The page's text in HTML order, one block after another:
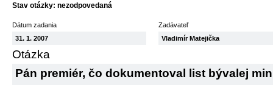
Stav otázky: nezodpovedaná
Dátum zadania
31. 1. 2007
Zadávateľ
Vladimír Matejička
Otázka
Pán premiér, čo dokumentoval list bývalej